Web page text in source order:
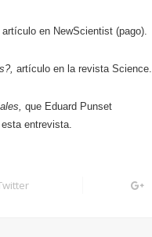
artículo en NewScientist (pago).
, artículo en la revista Science.
, que Eduard Punset
entrevista.